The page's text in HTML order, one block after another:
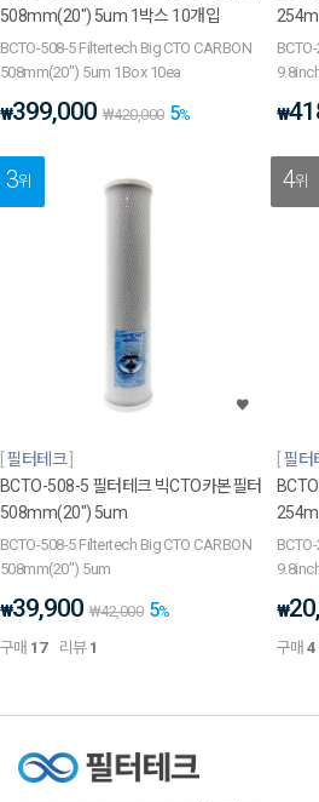
508mm(20") 5um 1박스 10개입
BCTO-508-5 Filtertech Big CTO CARBON
508mm(20") 5um 1Box 10ea
₩399,000 ₩420,000 5% ₩
3위
필터테크
BCTO-508-5 필터테크 빅CTO카본필터
508mm(20") 5um
BCTO-508-5 Filtertech Big CTO CARBON
508mm(20") 5um
₩39,900 ₩42,000 5%
구매 17 리뷰 1
4위
필터
₩
구매4